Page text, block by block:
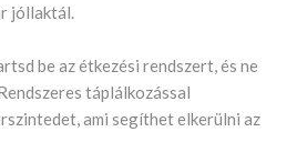
jóllaktál.
be az étkezési rendszert, és ne
táplálkozással
ami segíthet elkerülni az